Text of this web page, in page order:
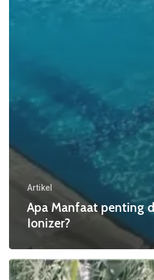
Artikel
Apa Manfaat penting
Ionizer?
Pahami